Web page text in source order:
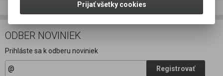
ODBER NOVINIEK
Prihláste sa k odberu noviniek
Registrovať
Prijať všetky cookies